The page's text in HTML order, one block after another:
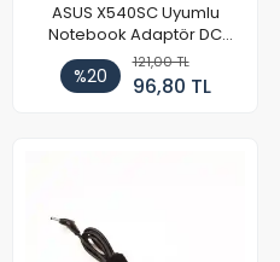
ASUS X540SC Uyumlu
Notebook Adaptör DC
Power Kablosu
%20
121,00 TL
96,80 TL